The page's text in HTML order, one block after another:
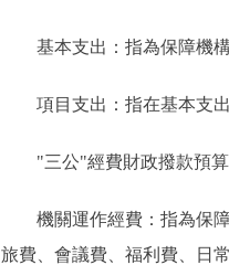
基本支出：指為保障機構
項目支出：指在基本支出
"三公"經費財政撥款預算
機關運作經費：指為保障
旅費、會議費、福利費、日